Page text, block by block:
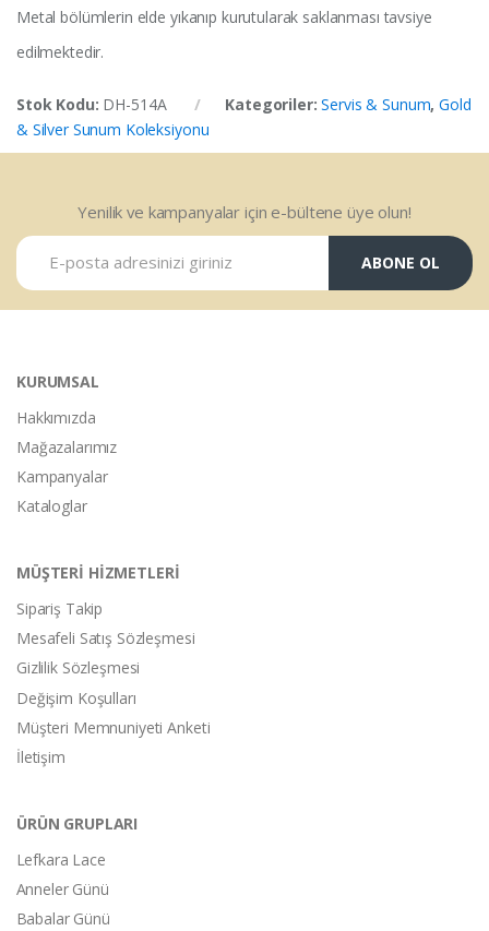
Metal bölümlerin elde yıkanıp kurutularak saklanması tavsiye
edilmektedir.
Stok Kodu: DH-514A Kategoriler:Servis & Sunum,Gold
& Silver Sunum Koleksiyonu
Yenilik ve kampanyalar için e-bültene üye olun!
ABONE OL
KURUMSAL
Hakkımızda
Mağazalarımız
Kampanyalar
Kataloglar
MÜŞTERİ HİZMETLERİ
Sipariş Takip
Mesafeli Satış Sözleşmesi
Gizlilik Sözleşmesi
Değişim Koşulları
Müşteri Memnuniyeti Anketi
İletişim
ÜRÜN GRUPLARI
Lefkara Lace
Anneler Günü
Babalar Günü